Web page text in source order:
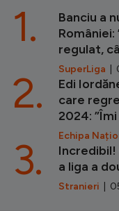
Banciu a
regulat,
SuperLiga |
1.
Edi
care
2024:
Echipa
2.
Incredibil!
a liga a
Stranieri |
3.